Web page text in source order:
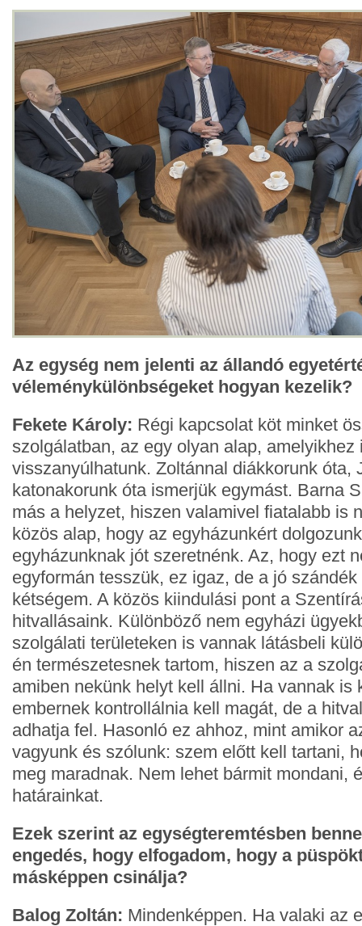
Az egység nem jelenti az állandó
véleménykülönbségeket hogyan kezelik?
Fekete Károly: Régi kapcsolat köt minket
szolgálatban, az egy olyan alap, amelyikhez
visszanyúlhatunk. Zoltánnal diákkorunk óta,
katonakorunk óta ismerjük egymást. Barna
más a helyzet, hiszen valamivel fiatalabb is
közös alap, hogy az egyházunkért
egyházunknak jót szeretnénk. Az, hogy ezt
egyformán tesszük, ez igaz, de a jó
kétségem. A közös kiindulási pont a
hitvallásaink. Különböző nem egyházi
szolgálati területeken is vannak látásbeli
én természetesnek tartom, hiszen az a
amiben nekünk helyt kell állni. Ha vannak is
embernek kontrollálnia kell magát, de a
adhatja fel. Hasonló ez ahhoz, mint amikor
vagyunk és szólunk: szem előtt kell tartani,
meg maradnak. Nem lehet bármit mondani,
határainkat.
Ezek szerint az egységteremtésben
engedés, hogy elfogadom, hogy a
másképpen csinálja?
Balog Zoltán: Mindenképpen. Ha valaki az